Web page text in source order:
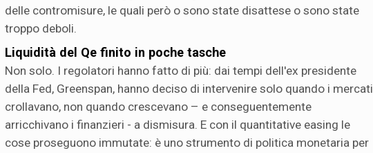
delle contromisure, le quali però o sono state disattese o sono state
troppo deboli.
Liquidità del Qe finito in poche tasche
Non solo. I regolatori hanno fatto di più: dai tempi dell'ex presidente
della Fed, Greenspan, hanno deciso di intervenire solo quando i mercati
crollavano, non quando crescevano – e conseguentemente
arricchivano i finanzieri - a dismisura. E con il quantitative easing le
cose proseguono immutate: è uno strumento di politica monetaria per